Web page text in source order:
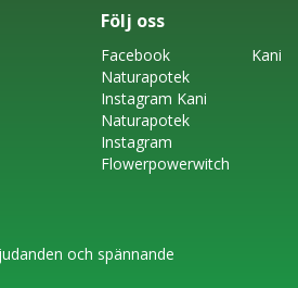
Följ oss
FacebookKani
Naturapotek
Instagram Kani
Naturapotek
Instagram
Flowerpowerwitch
och spännande